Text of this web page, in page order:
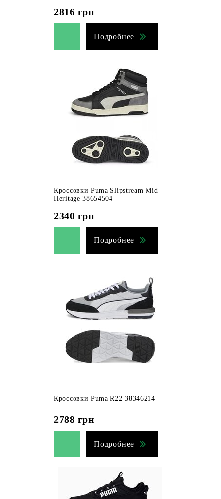
2816 грн
Подробнее
Кроссовки Puma Slipstream Mid
Heritage 38654504
2340 грн
Подробнее
Кроссовки Puma R22 38346214
2788 грн
Подробнее